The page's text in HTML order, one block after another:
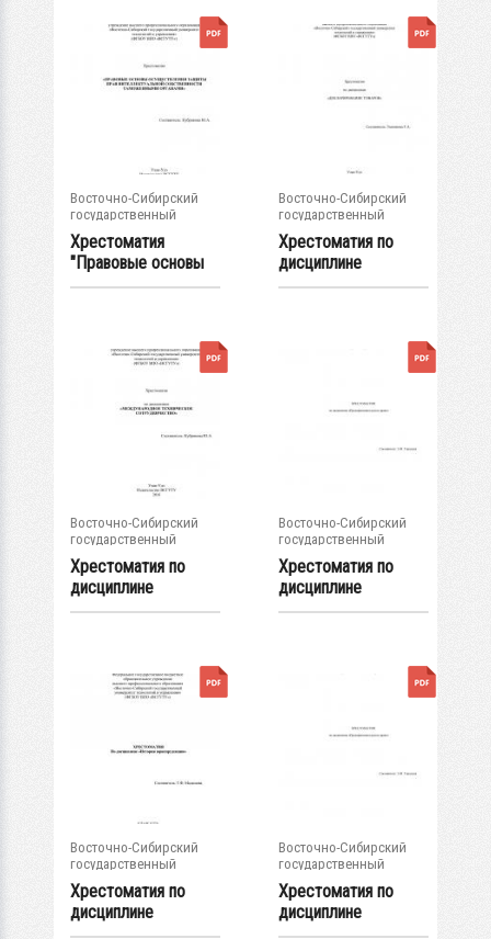
Восточно-Сибирский
государственный
университет...
Хрестоматия
"Правовые основы
осуществления
Восточно-Сибирский
государственный
университет...
Хрестоматия по
дисциплине
"Декларирование
Восточно-Сибирский
государственный
университет...
Хрестоматия по
дисциплине
"Международное...
Восточно-Сибирский
государственный
университет...
Хрестоматия по
дисциплине
«Предпринимательс
Восточно-Сибирский
государственный
университет...
Хрестоматия по
дисциплине
«История
Восточно-Сибирский
государственный
университет...
Хрестоматия по
дисциплине
«Предпринимательс